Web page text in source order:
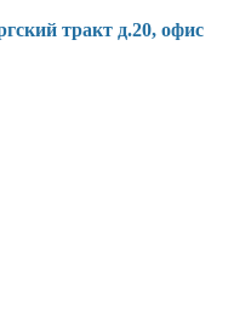
тракт д.20, офис